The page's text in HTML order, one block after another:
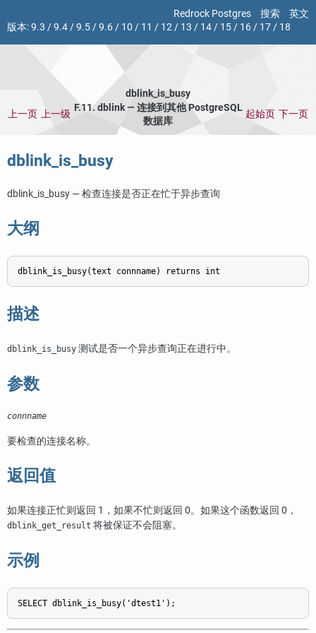
Redrock Postgres 搜索
英文
版本:9.3 /9.4/9.5/9.6/ 10 / 11 / 12/ 13 / 14/ 15/ 16/ 17/ 18
dblink_is_busy
上一页 上一级
F.11. dblink — 连接到其他 PostgreSQL
数据库
起始页 下一页
dblink_is_busy
dblink_is_busy — 检查连接是否正在忙于异步查询
大纲
描述
dblink_is_busy 测试是否一个异步查询正在进行中。
参数
connname
要检查的连接名称。
返回值
如果连接正忙则返回 1，如果不忙则返回 0。如果这个函数返回 0，
dblink_get_result 将被保证不会阻塞。
示例